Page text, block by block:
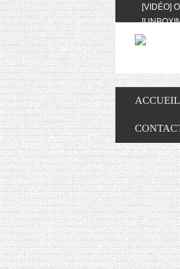
[VIDÉO]
[VIDÉO]
[VIDÉO]
[VIDÉO]
[VIDÉO]
[VIDÉO]
FÉVRIER
[VIDÉO]
[VIDÉO]
ACCUEIL